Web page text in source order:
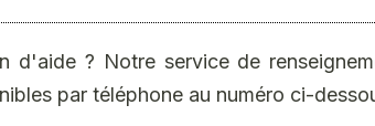
d'aide ? Notre service de
par téléphone au numéro ci-